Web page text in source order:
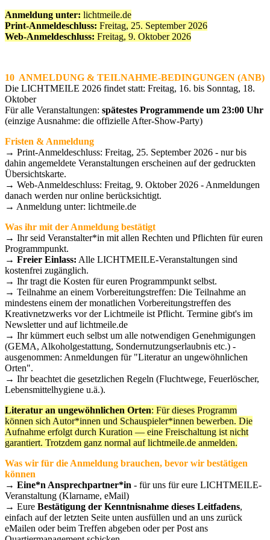
Anmeldung unter: lichtmeile.de
Print-Anmeldeschluss: Freitag, 25. September 2026
Web-Anmeldeschluss: Freitag, 9. Oktober 2026
10 ANMELDUNG & TEILNAHME-BEDINGUNGEN (ANB)
Die LICHTMEILE 2026 findet statt: Freitag, 16. bis Sonntag, 18.
Oktober
Für alle Veranstaltungen: spätestes Programmende um 23:00 Uhr
(einzige Ausnahme: die offizielle After-Show-Party)
Fristen & Anmeldung
→ Print-Anmeldeschluss: Freitag, 25. September 2026 - nur bis
dahin angemeldete Veranstaltungen erscheinen auf der gedruckten
Übersichtskarte.
→ Web-Anmeldeschluss: Freitag, 9. Oktober 2026 - Anmeldungen
danach werden nur online berücksichtigt.
→ Anmeldung unter: lichtmeile.de
Was ihr mit der Anmeldung bestätigt
→ Ihr seid Veranstalter*in mit allen Rechten und Pflichten für euren
Programmpunkt.
→ Freier Einlass: Alle LICHTMEILE-Veranstaltungen sind
kostenfrei zugänglich.
→ Ihr tragt die Kosten für euren Programmpunkt selbst.
→ Teilnahme an einem Vorbereitungstreffen: Die Teilnahme an
mindestens einem der monatlichen Vorbereitungstreffen des
Kreativnetzwerks vor der Lichtmeile ist Pflicht. Termine gibt's im
Newsletter und auf lichtmeile.de
→ Ihr kümmert euch selbst um alle notwendigen Genehmigungen
(GEMA, Alkoholgestattung, Sondernutzungserlaubnis etc.) -
ausgenommen: Anmeldungen für "Literatur an ungewöhnlichen
Orten".
→ Ihr beachtet die gesetzlichen Regeln (Fluchtwege, Feuerlöscher,
Lebensmittelhygiene u.ä.).
Literatur an ungewöhnlichen Orten: Für dieses Programm
können sich Autor*innen und Schauspieler*innen bewerben. Die
Aufnahme erfolgt durch Kuration — eine Freischaltung ist nicht
garantiert. Trotzdem ganz normal auf lichtmeile.de anmelden.
Was wir für die Anmeldung brauchen, bevor wir bestätigen
können
→ Eine*n Ansprechpartner*in - für uns für eure LICHTMEILE-
Veranstaltung (Klarname, eMail)
→ Eure Bestätigung der Kenntnisnahme dieses Leitfadens,
einfach auf der letzten Seite unten ausfüllen und an uns zurück
eMailen oder beim Treffen abgeben oder per Post ans